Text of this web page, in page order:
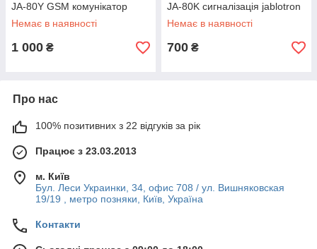
JA-80Y GSM комунікатор
Немає в наявності
1 000 ₴
JA-80K сигналізація jablotron
Немає в наявності
700 ₴
Про нас
100% позитивних з 22 відгуків за рік
Працює з 23.03.2013
м. Київ
Бул. Леси Украинки, 34, офис 708 / ул. Вишняковская
19/19 , метро позняки, Київ, Україна
Контакти